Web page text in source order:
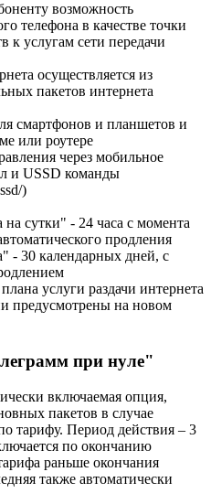
возможность
телефона в качестве точки
к услугам сети передачи
осуществляется из
пакетов интернета
смартфонов и планшетов и
или роутере
через мобильное
и USSD команды
)
на сутки" - 24 часа с момента
продления
- 30 календарных дней, с
услуги раздачи интернета
предусмотрены на новом
при нуле"
включаемая опция,
пакетов в случае
тарифу. Период действия – 3
по окончанию
раньше окончания
также автоматически